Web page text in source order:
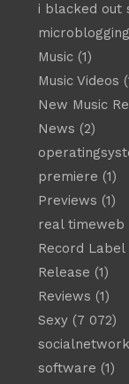
i blacked out
microblogging
Music(1)
Music Videos
New Music
News (2)
premiere (1)
Previews (1)
real timeweb
Record Label
Release (1)
Reviews (1)
Sexy(7 072)
software (1)